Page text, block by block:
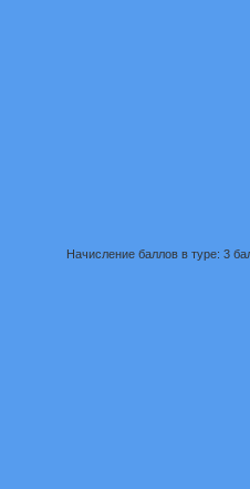
Начисление баллов в туре: 3